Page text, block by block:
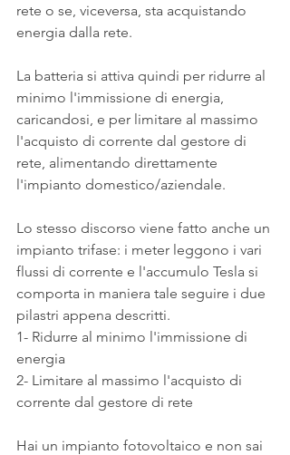
rete o se, viceversa, sta acquistando
energia dalla rete.
La batteria si attiva quindi per ridurre al
minimo l'immissione di energia,
caricandosi, e per limitare al massimo
l'acquisto di corrente dal gestore di
rete, alimentando direttamente
l'impianto domestico/aziendale.
Lo stesso discorso viene fatto anche un
impianto trifase: i meter leggono i vari
flussi di corrente e l'accumulo Tesla si
comporta in maniera tale seguire i due
pilastri appena descritti.
1- Ridurre al minimo l'immissione di
energia
2- Limitare al massimo l'acquisto di
corrente dal gestore di rete
Hai un impianto fotovoltaico e non sai